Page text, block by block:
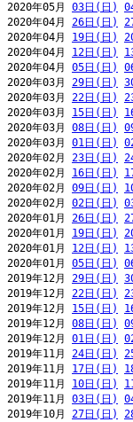
2020年05月 03日(日)
2020年04月 26日(日)
2020年04月 19日(日)
2020年04月 12日(日)
2020年04月 05日(日)
2020年03月 29日(日)
2020年03月 22日(日)
2020年03月 15日(日)
2020年03月 08日(日)
2020年03月 01日(日)
2020年02月 23日(日)
2020年02月 16日(日)
2020年02月 09日(日)
2020年02月 02日(日)
2020年01月 26日(日)
2020年01月 19日(日)
2020年01月 12日(日)
2020年01月 05日(日)
2019年12月 29日(日)
2019年12月 22日(日)
2019年12月 15日(日)
2019年12月 08日(日)
2019年12月 01日(日)
2019年11月 24日(日)
2019年11月 17日(日)
2019年11月 10日(日)
2019年11月 03日(日)
2019年10月 27日(日)